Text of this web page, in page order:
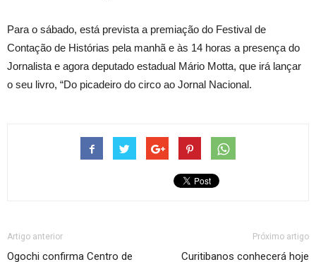
Para o sábado, está prevista a premiação do Festival de
Contação de Histórias pela manhã e às 14 horas a presença do
Jornalista e agora deputado estadual Mário Motta, que irá lançar
o seu livro, “Do picadeiro do circo ao Jornal Nacional.
Artigo anterior
Ogochi confirma Centro de
Próximo artigo
Curitibanos conhecerá hoje